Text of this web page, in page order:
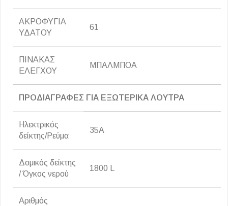
ΑΚΡΟΦΥΓΙΑ
ΥΔΑΤΟΥ
61
ΠΙΝΑΚΑΣ
ΕΛΕΓΧΟΥ
ΜΠΑΛΜΠΟΑ
ΠΡΟΔΙΑΓΡΑΦΕΣ ΓΙΑ ΕΞΩΤΕΡΙΚΑ ΛΟΥΤΡΑ
Ηλεκτρικός
δείκτης/Ρεύμα
35Α
Δομικός δείκτης
/ Όγκος νερού
1800 L
Αριθμός